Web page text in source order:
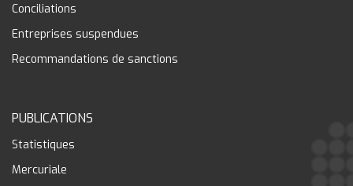
Conciliations
Entreprises suspendues
Recommandations de sanctions
PUBLICATIONS
Statistiques
Mercuriale